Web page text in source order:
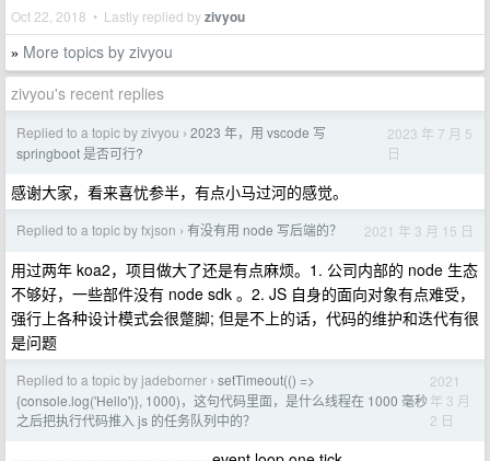
Oct 22, 2018 • Lastly replied byzivyou
» More topics by zivyou
zivyou's recent replies
Replied to a topic by zivyou › 2023 年，用 vscode 写
springboot 是否可行?
2023 年 7 月 5
日
感谢大家，看来喜忧参半，有点小马过河的感觉。
Replied to a topic by fxjson › 有没有用 node 写后端的？ 2021 年 3 月 15 日
用过两年 koa2，项目做大了还是有点麻烦。1. 公司内部的 node 生态
不够好，一些部件没有 node sdk 。2. JS 自身的面向对象有点难受，
强行上各种设计模式会很蹩脚; 但是不上的话，代码的维护和迭代有很
是问题
Replied to a topic by jadeborner › setTimeout(() =>
{console.log('Hello')}, 1000)，这句代码里面，是什么线程在 1000 毫秒
之后把执行代码推入 js 的任务队列中的？
2021
年 3 月
2 日